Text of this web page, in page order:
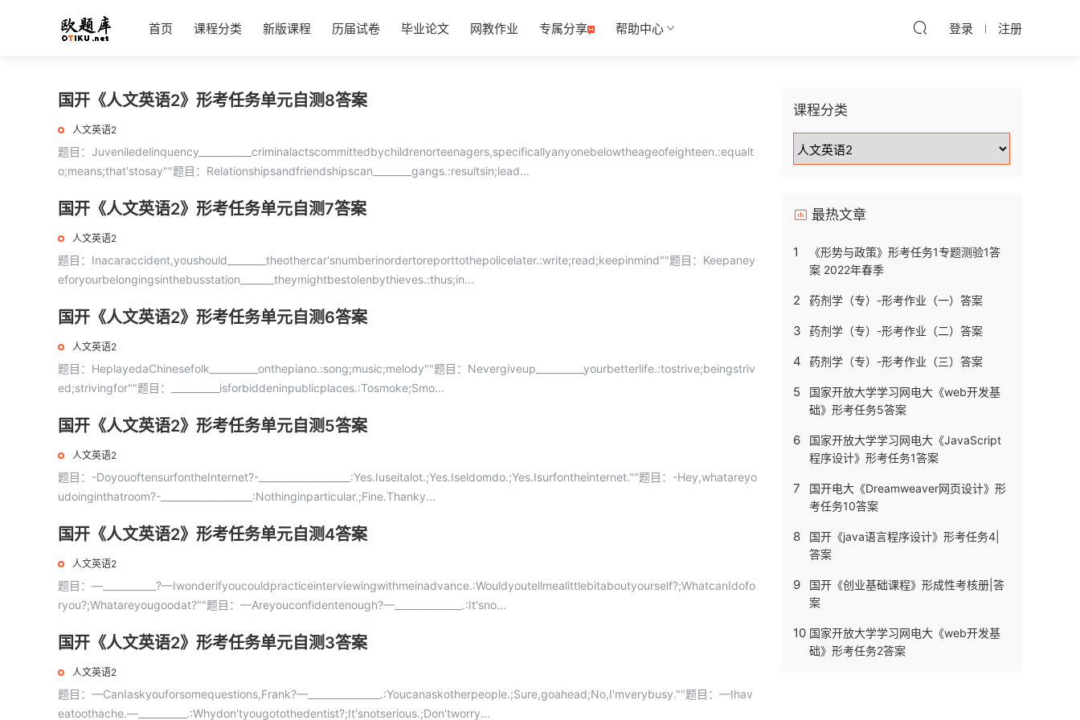
首页 课程分类 新版课程 历届试卷 毕业论文 网教作业 专属分享 帮助中心 登录 注册
国开《人文英语2》形考任务单元自测8答案
人文英语2
题目：Juveniledelinquency___________criminalactscommittedbychildrenorteenagers,specificallyanyonebelowtheageofeighteen.:equalt
o;means;that'stosay""题目：Relationshipsandfriendshipscan________gangs.:resultsin;lead...
国开《人文英语2》形考任务单元自测7答案
人文英语2
题目：Inacaraccident,youshould________theothercar'snumberinordertoreporttothepolicelater.:write;read;keepinmind""题目：Keepaney
eforyourbelongingsinthebusstation_______theymightbestolenbythieves.:thus;in...
国开《人文英语2》形考任务单元自测6答案
人文英语2
题目：HeplayedaChinesefolk__________onthepiano.:song;music;melody""题目：Nevergiveup__________yourbetterlife.:tostrive;beingstriv
ed;strivingfor""题目：__________isforbiddeninpublicplaces.:Tosmoke;Smo...
国开《人文英语2》形考任务单元自测5答案
人文英语2
题目：-DoyouoftensurfontheInternet?-___________________:Yes.Iuseitalot.;Yes.Iseldomdo.;Yes.Isurfontheinternet.""题目：-Hey,whatareyo
udoinginthatroom?-___________________:Nothinginparticular.;Fine.Thanky...
国开《人文英语2》形考任务单元自测4答案
人文英语2
题目：—___________?—Iwonderifyoucouldpracticeinterviewingwithmeinadvance.:Wouldyoutellmealittlebitaboutyourself?;WhatcanIdofo
ryou?;Whatareyougoodat?""题目：—Areyouconfidentenough?—______________.:It'sno...
国开《人文英语2》形考任务单元自测3答案
人文英语2
题目：—CanIaskyouforsomequestions,Frank?—_______________.:Youcanaskotherpeople.;Sure,goahead;No,I'mverybusy.""题目：—Ihav
eatoothache.—__________.:Whydon'tyougotothedentist?;It'snotserious.;Don'tworry...
课程分类
最热文章
1
《形势与政策》形考任务1专题测验1答
案 2022年春季
2 药剂学（专）-形考作业（一）答案
3 药剂学（专）-形考作业（二）答案
4 药剂学（专）-形考作业（三）答案
5
国家开放大学学习网电大《web开发基
础》形考任务5答案
6
国家开放大学学习网电大《JavaScript
程序设计》形考任务1答案
7
国开电大《Dreamweaver网页设计》形
考任务10答案
8
国开《java语言程序设计》形考任务4|
答案
9
国开《创业基础课程》形成性考核册|答
案
10 国家开放大学学习网电大《web开发基
础》形考任务2答案